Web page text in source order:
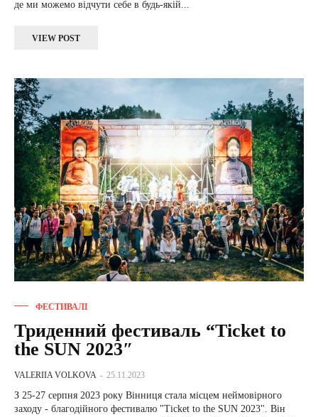
де ми можемо відчути себе в будь-якій...
VIEW POST
ФЕСТИВАЛІ
Триденний фестиваль “Ticket to
the SUN 2023″
VALERIIA VOLKOVA - 25.11.2023
З 25-27 серпня 2023 року Вінниця стала місцем неймовірного
заходу - благодійного фестивалю "Ticket to the SUN 2023". Він